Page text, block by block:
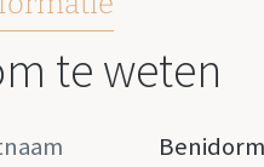
te weten